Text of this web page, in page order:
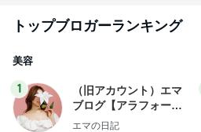
トップブロガーランキング
美容
1
（旧アカウント）エマ
ブログ【アラフォー会
社売却セカンドライ
エマの日記